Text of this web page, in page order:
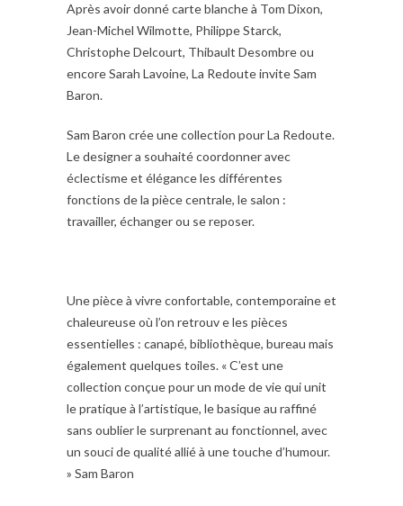
Après avoir donné carte blanche à Tom Dixon,
Jean-Michel Wilmotte, Philippe Starck,
Christophe Delcourt, Thibault Desombre ou
encore Sarah Lavoine, La Redoute invite Sam
Baron.
Sam Baron crée une collection pour La Redoute.
Le designer a souhaité coordonner avec
éclectisme et élégance les différentes
fonctions de la pièce centrale, le salon :
travailler, échanger ou se reposer.
Une pièce à vivre confortable, contemporaine et
chaleureuse où l’on retrouv e les pièces
essentielles : canapé, bibliothèque, bureau mais
également quelques toiles. « C’est une
collection conçue pour un mode de vie qui unit
le pratique à l’artistique, le basique au raffiné
sans oublier le surprenant au fonctionnel, avec
un souci de qualité allié à une touche d’humour.
» Sam Baron